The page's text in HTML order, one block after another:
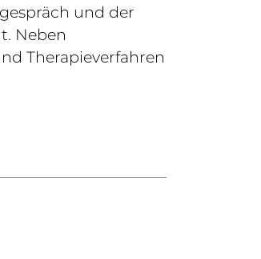
und der
Neben
Therapieverfahren